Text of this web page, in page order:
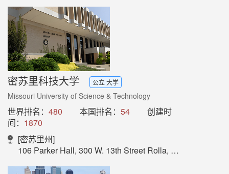
密苏里科技大学 公立 大学
Missouri University of Science & Technology
世界排名： 480 本国排名： 54
创建时
间： 1870
[密苏里州]
106 Parker Hall, 300 W. 13th Street Rolla, MO 65409